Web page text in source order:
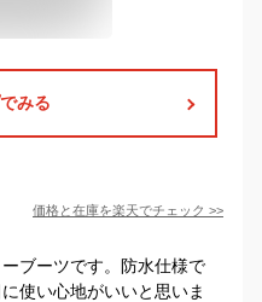
みる
価格と在庫を楽天でチェック >>
ブーツです。防水仕様で
使い心地がいいと思いま